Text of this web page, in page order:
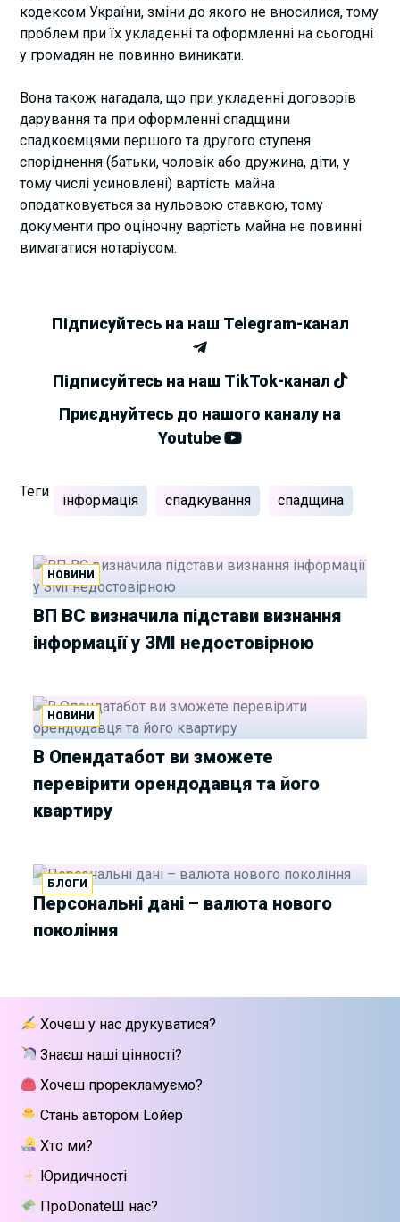
кодексом України, зміни до якого не вносилися, тому
проблем при їх укладенні та оформленні на сьогодні
у громадян не повинно виникати.
Вона також нагадала, що при укладенні договорів
дарування та при оформленні спадщини
спадкоємцями першого та другого ступеня
споріднення (батьки, чоловік або дружина, діти, у
тому числі усиновлені) вартість майна
оподатковується за нульовою ставкою, тому
документи про оціночну вартість майна не повинні
вимагатися нотаріусом.
Підписуйтесь на наш Telegram-канал
Підписуйтесь на наш TikTok-канал
Приєднуйтесь до нашого каналу на
Youtube
Теги
інформація спадкування спадщина
НОВИНИ
ВП ВС визначила підстави визнання
інформації у ЗМІ недостовірною
НОВИНИ
В Опендатабот ви зможете
перевірити орендодавця та його
квартиру
БЛОГИ
Персональні дані – валюта нового
покоління
Хочеш у нас друкуватися?
Знаєш наші цінності?
Хочеш прорекламуємо?
Стань автором Lойер
Хто ми?
Юридичності
ПроDonateШ нас?